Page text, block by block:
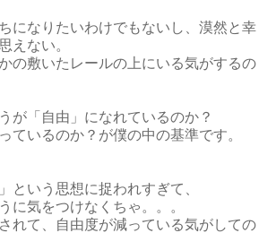
になりたいわけでもないし、漠然と幸
えない。
の敷いたレールの上にいる気がするの
が「自由」になれているのか？
ているのか？が僕の中の基準です。
という思想に捉われすぎて、
に気をつけなくちゃ。。。
れて、自由度が減っている気がしての